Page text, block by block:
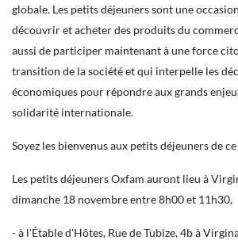
globale. Les petits déjeuners sont une
découvrir et acheter des produits du
aussi de participer maintenant à une force
transition de la société et qui interpelle les
économiques pour répondre aux grands
solidarité internationale.
Soyez les bienvenus aux petits déjeuners de
Les petits déjeuners Oxfam auront lieu à
dimanche 18 novembre entre 8h00 et 11h30,
- à l'Étable d'Hôtes, Rue de Tubize, 4b à